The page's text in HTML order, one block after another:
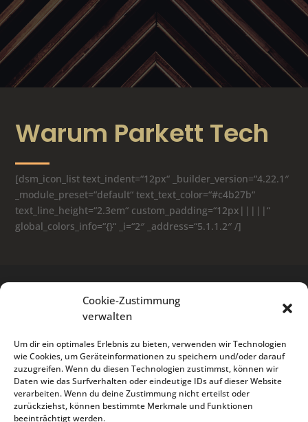
Cookie-Zustimmung
verwalten
Um dir ein optimales Erlebnis zu bieten, verwenden wir Technologien
wie Cookies, um Geräteinformationen zu speichern und/oder darauf
zuzugreifen. Wenn du diesen Technologien zustimmst, können wir
Daten wie das Surfverhalten oder eindeutige IDs auf dieser Website
verarbeiten. Wenn du deine Zustimmung nicht erteilst oder
zurückziehst, können bestimmte Merkmale und Funktionen
beeinträchtigt werden.
Warum Parkett Tech
[dsm_icon_list text_indent=“12px“ _builder_version=“4.22.1″
_module_preset=“default“ text_text_color=“#c4b27b“
text_line_height=“2.3em“ custom_padding=“12px|||||“
global_colors_info=“{}“ _i=“2″ _address=“5.1.1.2″ /]